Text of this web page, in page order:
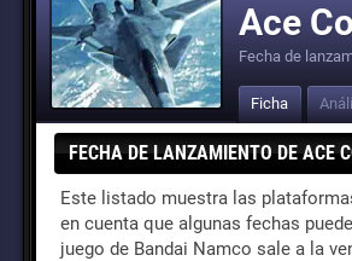
Ace
Fecha de
Ficha
FECHA DE LANZAMIENTO DE ACE
Este listado muestra las
en cuenta que algunas fechas
juego de Bandai Namco sale a la